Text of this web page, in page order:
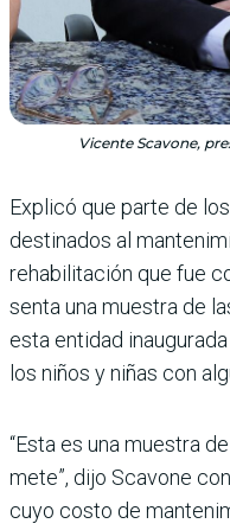
Vicente Scavone,
Explicó que parte de
destinados al
rehabilitación que fue
senta una muestra de
esta entidad
los niños y niñas con
“Esta es una muestra
mete”, dijo Scavone
cuyo costo de